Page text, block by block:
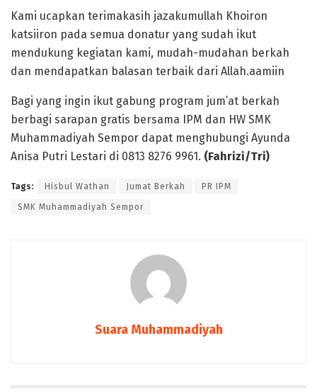
Kami ucapkan terimakasih jazakumullah Khoiron
katsiiron pada semua donatur yang sudah ikut
mendukung kegiatan kami, mudah-mudahan berkah
dan mendapatkan balasan terbaik dari Allah.aamiin
Bagi yang ingin ikut gabung program jum’at berkah
berbagi sarapan gratis bersama IPM dan HW SMK
Muhammadiyah Sempor dapat menghubungi Ayunda
Anisa Putri Lestari di 0813 8276 9961. (Fahrizi/Tri)
Tags: Hisbul Wathan Jumat Berkah PR IPM
SMK Muhammadiyah Sempor
Suara Muhammadiyah